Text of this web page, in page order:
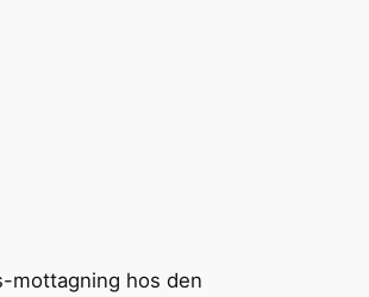
mottagning hos den